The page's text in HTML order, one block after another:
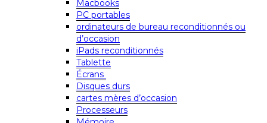
Macbooks
PC portables
ordinateurs de bureau reconditionnés ou
d’occasion
iPads reconditionnés
Tablette
Écrans
Disques durs
cartes mères d’occasion
Processeurs